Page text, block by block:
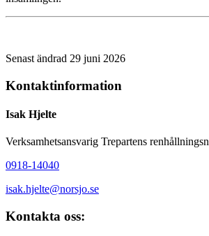
Senast ändrad 29 juni 2026
Kontaktinformation
Isak Hjelte
Verksamhetsansvarig Trepartens
0918-14040
isak.hjelte@norsjo.se
Kontakta oss: